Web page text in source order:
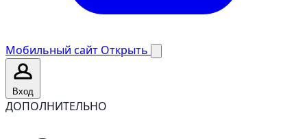
Мобильный сайт Открыть
Вход
ДОПОЛНИТЕЛЬНО